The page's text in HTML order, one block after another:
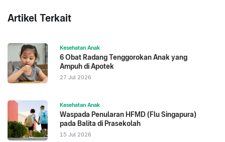
Artikel Terkait
Kesehatan Anak
6 Obat Radang Tenggorokan Anak yang
Ampuh di Apotek
27 Jul 2026
Kesehatan Anak
Waspada Penularan HFMD (Flu Singapura)
pada Balita di Prasekolah
15 Jul 2026